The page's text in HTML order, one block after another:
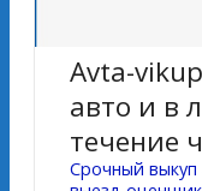
Avta-
авто и в
течение
Cрочный